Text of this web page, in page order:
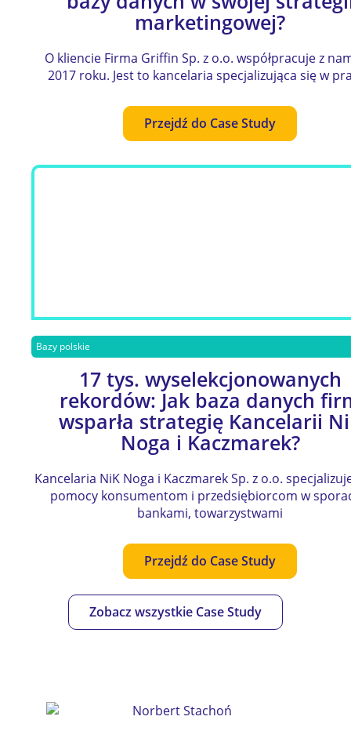
marketingowej?
O kliencie Firma Griffin Sp. z o.o. współpracuje z
2017 roku. Jest to kancelaria specjalizująca się w
Przejdź do Case Study
Bazy polskie
17 tys. wyselekcjonowanych
rekordów: Jak baza danych
wsparła strategię Kancelarii
Noga i Kaczmarek?
Kancelaria NiK Noga i Kaczmarek Sp. z o.o.
pomocy konsumentom i przedsiębiorcom w
bankami, towarzystwami
Przejdź do Case Study
Zobacz wszystkie Case Study